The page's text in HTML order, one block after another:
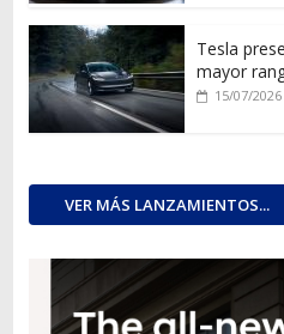
Tesla
mayor
15/07/2026
VER MÁS LANZAMIENTOS...